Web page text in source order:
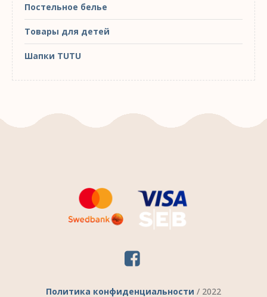
Постельное белье
Товары для детей
Шапки TUTU
Политика конфиденциальности / 2022